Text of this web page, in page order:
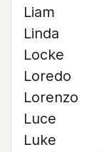
Liam
Linda
Locke
Loredo
Lorenzo
Luce
Luke